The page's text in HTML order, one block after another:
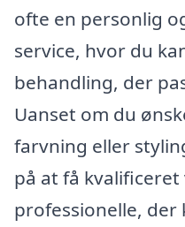
ofte en personlig
service, hvor du
behandling, der
Uanset om du
farvning eller
på at få
professionelle, der